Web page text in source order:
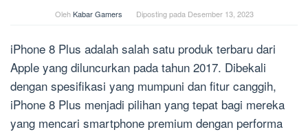
OlehKabar Gamers Diposting pada Desember 13, 2023
iPhone 8 Plus adalah salah satu produk terbaru dari
Apple yang diluncurkan pada tahun 2017. Dibekali
dengan spesifikasi yang mumpuni dan fitur canggih,
iPhone 8 Plus menjadi pilihan yang tepat bagi mereka
yang mencari smartphone premium dengan performa